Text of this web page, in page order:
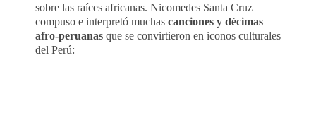
sobre las raíces africanas. Nicomedes Santa Cruz
compuso e interpretó muchas canciones y décimas
afro-peruanas que se convirtieron en iconos culturales
del Perú: